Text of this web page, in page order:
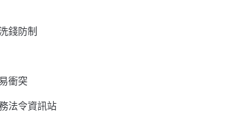
錢防制
衝突
法令資訊站